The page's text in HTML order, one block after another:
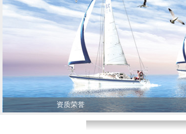
资质荣誉